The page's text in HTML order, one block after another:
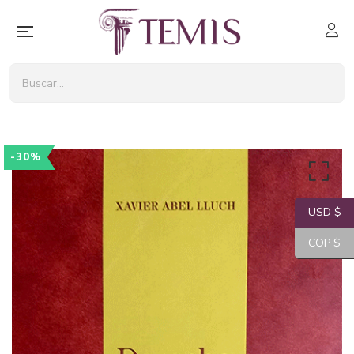
-30%
USD $
COP $